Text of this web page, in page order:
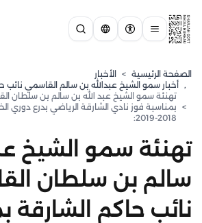
الصفحة الرئيسية > الأخبار
, ⁠أخبار سمو الشيخ عبدالله بن سالم القاسمي نائب
>
تهنئة سمو الشيخ عبد الله بن سالم بن سلطان
بمناسبة فوز نادي الشارقة الرياضي بدرع دوري
2018-2019:
تهنئة سمو الشيخ
سالم بن سلطان
نائب حاكم الشارقة